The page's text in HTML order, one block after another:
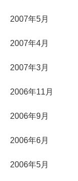
2007年5月
2007年4月
2007年3月
2006年11月
2006年9月
2006年6月
2006年5月